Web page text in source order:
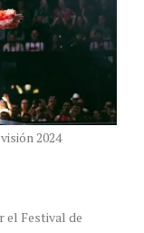
2024
el Festival de